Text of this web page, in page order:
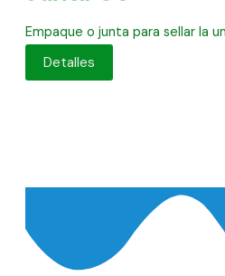
Empaque o junta para sellar la
Detalles